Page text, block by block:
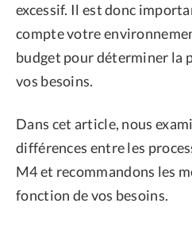
excessif. Il est donc
compte votre
budget pour déterminer la
vos besoins.
Dans cet article, nous
différences entre les
M4 et recommandons les
fonction de vos besoins.